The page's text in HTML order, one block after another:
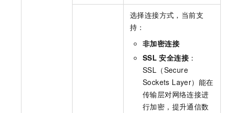
选择连接方式，当前支
持：
非加密连接
SSL 安全连接 ：
SSL（Secure
Sockets Layer）能在
传输层对网络连接进
行加密，提升通信数